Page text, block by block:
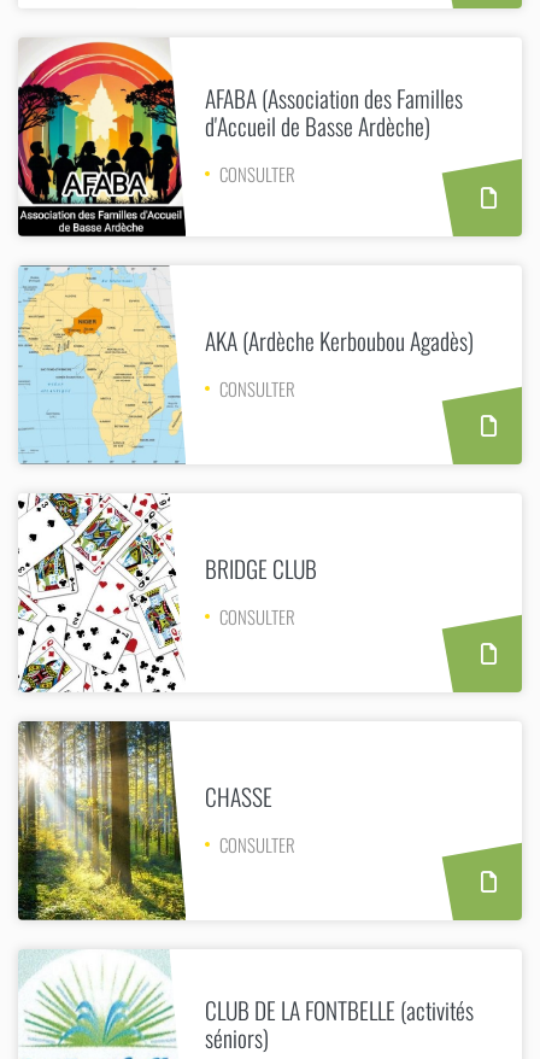
AFABA (Association des Familles
d'Accueil de Basse Ardèche)
CONSULTER
AKA (Ardèche Kerboubou Agadès)
CONSULTER
BRIDGE CLUB
CONSULTER
CHASSE
CONSULTER
CLUB DE LA FONTBELLE (activités
séniors)